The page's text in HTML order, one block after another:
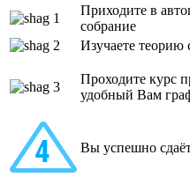
Приходите в
собрание
Изучаете
Проходите курс
удобный Вам
Вы успешно